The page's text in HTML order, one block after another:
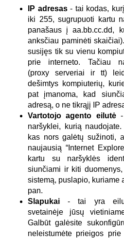
IP adresas- tai kodas,
iki 255, sugrupuoti kartu
panašaus į aa.bb.cc.dd,
anksčiau paminėti
susijęs tik su vienu
prie interneto. Tačiau
(proxy serveriai ir tt)
dešimtys kompiuterių,
pat įmanoma, kad
adresą, o ne tikrąjį IP
Vartotojo agento eilutė-
naršyklei, kurią
kas nors galėtų sužinoti,
naujausią “Internet
kartu su naršyklės
siunčiami ir kiti
sistemą, puslapio, kuriame
pan.
Slapukai - tai yra
svetainėje jūsų
Galbūt galėsite
neleistumėte prieigos